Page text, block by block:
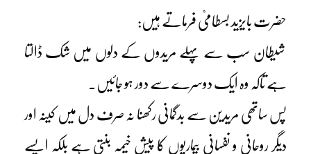
حضرت بایزید بسطامیؒ فرماتے ہیں:
شیطان سب سے پہلے مریدوں کے دلوں میں شک ڈالتا
ہے تاکہ وہ ایک دوسرے سے دور ہو جائیں۔
پس ساتھی مریدین سے بدگمانی رکھنا نہ صرف دل میں کینہ اور
دیگر روحانی و نفسانی بیماریوں کا پیش خیمہ بنتی ہے بلکہ ایسے